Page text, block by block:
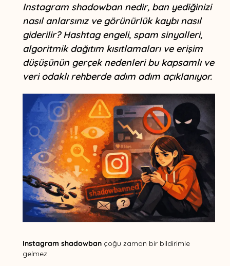
Instagram shadowban nedir, ban yediğinizi
nasıl anlarsınız ve görünürlük kaybı nasıl
giderilir? Hashtag engeli, spam sinyalleri,
algoritmik dağıtım kısıtlamaları ve erişim
düşüşünün gerçek nedenleri bu kapsamlı ve
veri odaklı rehberde adım adım açıklanıyor.
Instagram shadowbançoğu zaman bir bildirimle
gelmez.